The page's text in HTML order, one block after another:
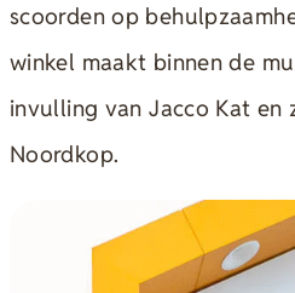
scoorden op
winkel maakt binnen de
invulling van Jacco Kat
Noordkop.